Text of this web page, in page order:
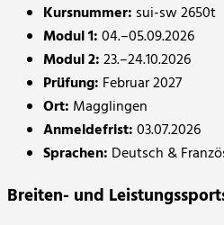
Kursnummer: sui-sw 2650t
Modul 1:04.–05.09.2026
Modul 2:23.–24.10.2026
Prüfung: Februar 2027
Ort: Magglingen
Anmeldefrist:03.07.2026
Sprachen: Deutsch &
Breiten- und